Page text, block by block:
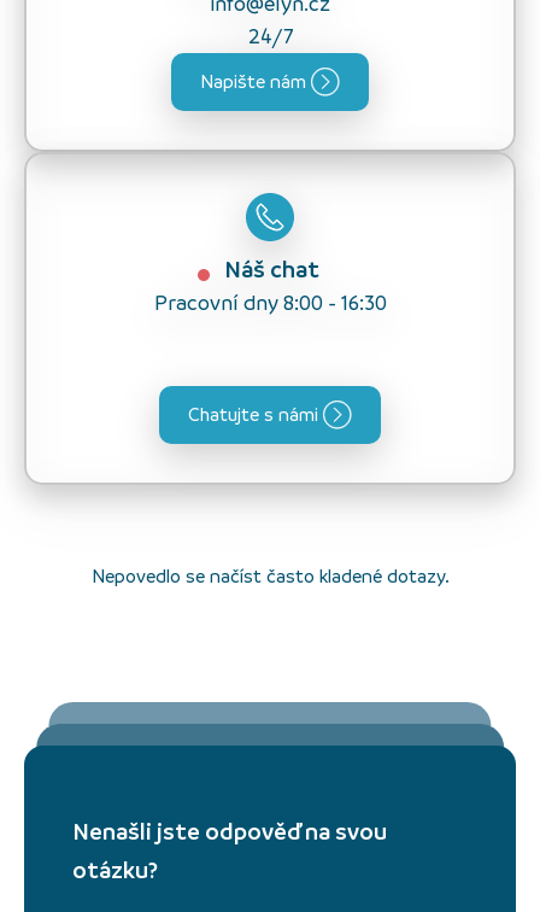
24/7
Napište nám
Náš chat
Pracovní dny 8:00 - 16:30
Chatujte s námi
Nepovedlo se načíst často kladené dotazy.
Nenašli jste odpověď na svou
otázku?